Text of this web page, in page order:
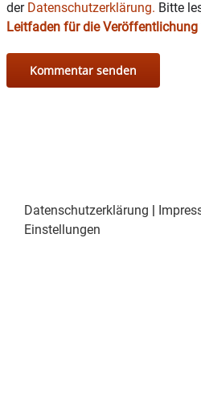
der Datenschutzerklärung. Bitte
Leitfaden für die
Datenschutzerklärung |
Einstellungen